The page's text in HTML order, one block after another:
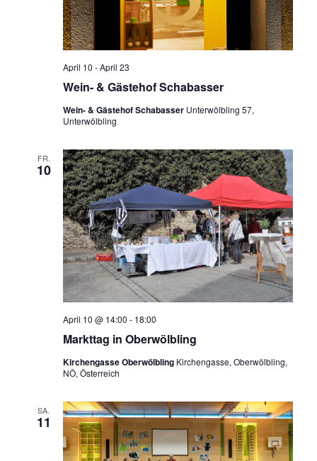
Wein- & Gästehof Schabasser
April 10 -April 23
Wein- & Gästehof Schabasser Unterwölbling 57,
Unterwölbling
FR.
10
Markttag in Oberwölbling
April 10 @ 14:00 - 18:00
Kirchengasse Oberwölbling Kirchengasse, Oberwölbling,
NÖ, Österreich
SA.
11